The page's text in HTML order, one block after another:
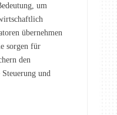
um
übernehmen
sorgen für
den
und